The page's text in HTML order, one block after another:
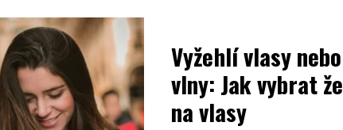
Vyžehlí vlasy
vlny: Jak vybrat
na vlasy